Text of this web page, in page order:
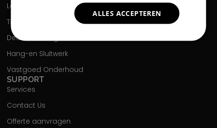
Loodgieter
Timmeren
Deuren Afhangen
Hang-en Sluitwerk
Vastgoed Onderhoud
SUPPORT
Services
Contact Us
Offerte aanvragen
ALLES ACCEPTEREN